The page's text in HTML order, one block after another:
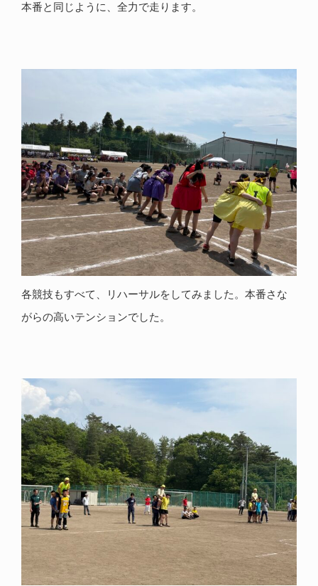
本番と同じように、全力で走ります。
各競技もすべて、リハーサルをしてみました。本番さな
がらの高いテンションでした。